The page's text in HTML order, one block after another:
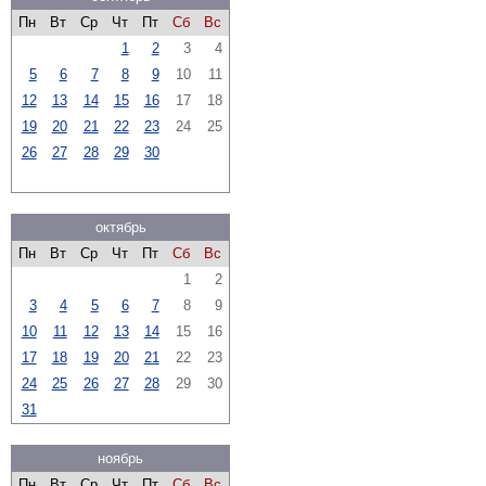
Пн
Вт Ср Чт Пт Сб
Вс
1
2 3
4
5
6 7 8 9 10
11
12
13 14 15 16 17
18
19
20 21 22 23 24
25
26
27 28 29 30
октябрь
Пн
Вт Ср Чт Пт Сб
Вс
1
2
3
4 5 6 7 8
9
10
11 12 13 14 15
16
17
18 19 20 21 22
23
24
25 26 27 28 29
30
31
ноябрь